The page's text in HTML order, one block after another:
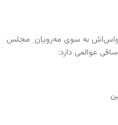
به سوی مه‌رویان ِ مجلس
عوالمی دارد: